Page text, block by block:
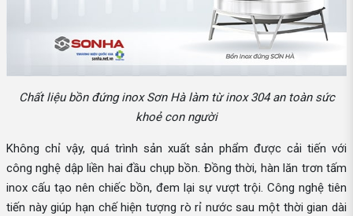
Chất liệu bồn đứng inox Sơn Hà làm từ inox 304 an toàn sức
khoẻ con người
Không chỉ vậy, quá trình sản xuất sản phẩm được cải tiến với
công nghệ dập liền hai đầu chụp bồn. Đồng thời, hàn lăn trơn tấm
inox cấu tạo nên chiếc bồn, đem lại sự vượt trội. Công nghệ tiên
tiến này giúp hạn chế hiện tượng rò rỉ nước sau một thời gian dài